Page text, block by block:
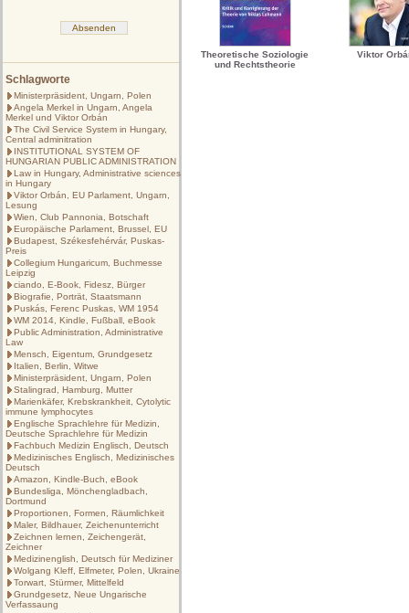
Schlagworte
Ministerpräsident, Ungarn, Polen
Angela Merkel in Ungarn, Angela
Merkel und Viktor Orbán
The Civil Service System in Hungary,
Central adminitration
INSTITUTIONAL SYSTEM OF
HUNGARIAN PUBLIC ADMINISTRATION
Law in Hungary, Administrative sciences
in Hungary
Viktor Orbán, EU Parlament, Ungarn,
Lesung
Wien, Club Pannonia, Botschaft
Europäische Parlament, Brussel, EU
Budapest, Székesfehérvár, Puskas-
Preis
Collegium Hungaricum, Buchmesse
Leipzig
ciando, E-Book, Fidesz, Bürger
Biografie, Porträt, Staatsmann
Puskás, Ferenc Puskas, WM 1954
WM 2014, Kindle, Fußball, eBook
Public Administration, Administrative
Law
Mensch, Eigentum, Grundgesetz
Italien, Berlin, Witwe
Ministerpräsident, Ungarn, Polen
Stalingrad, Hamburg, Mutter
Marienkäfer, Krebskrankheit, Cytolytic
immune lymphocytes
Englische Sprachlehre für Medizin,
Deutsche Sprachlehre für Medizin
Fachbuch Medizin Englisch, Deutsch
Medizinisches Englisch, Medizinisches
Deutsch
Amazon, Kindle-Buch, eBook
Bundesliga, Mönchengladbach,
Dortmund
Proportionen, Formen, Räumlichkeit
Maler, Bildhauer, Zeichenunterricht
Zeichnen lernen, Zeichengerät,
Zeichner
Medizinenglish, Deutsch für Mediziner
Wolgang Kleff, Elfmeter, Polen, Ukraine
Torwart, Stürmer, Mittelfeld
Grundgesetz, Neue Ungarische
Verfassaung
Theoretische Soziologie
und Rechtstheorie
Viktor